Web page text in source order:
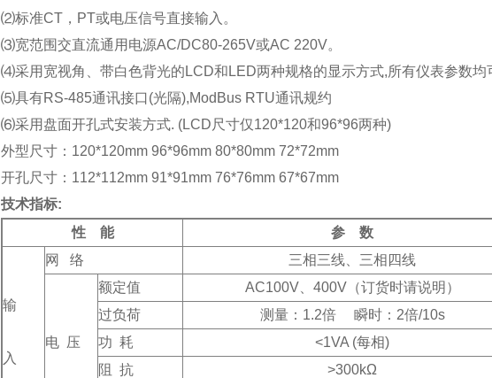
⑵标准CT，PT或电压信号直接输入。
⑶宽范围交直流通用电源AC/DC80-265V或AC 220V。
⑷采用宽视角、带白色背光的LCD和LED两种规格的显示方式,所有仪表参数
⑸具有RS-485通讯接口(光隔),ModBus RTU通讯规约
⑹采用盘面开孔式安装方式. (LCD尺寸仅120*120和96*96两种)
外型尺寸：120*120mm 96*96mm 80*80mm 72*72mm
开孔尺寸：112*112mm 91*91mm 76*76mm 67*67mm
技术指标:
性 能
参 数
输
入
网 络 三相三线、三相四线
电 压
额定值 AC100V、400V（订货时请说明）
过负荷
测量：1.2倍 瞬时：2倍/10s
功 耗
<1VA (每相)
阻 抗
>300kΩ